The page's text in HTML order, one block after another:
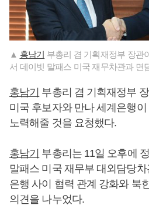
▲ 홍남기 부총리 겸 기획재정부 장관
서 데이빗 말패스 미국 재무차관과 면
홍남기 부총리 겸 기획재정부
미국 후보자와 만나 세계은행
노력해줄 것을 요청했다.
홍남기 부총리는 11일 오후에
말패스 미국 재무부 대외담당차
은행 사이 협력 관계 강화와 북
의견을 나누었다.